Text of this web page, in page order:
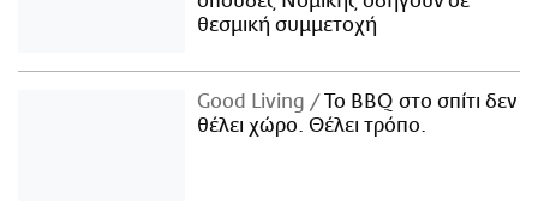
θεσμική συμμετοχή
Good Living
Το BBQ στο σπίτι δεν
θέλει χώρο. Θέλει τρόπο.